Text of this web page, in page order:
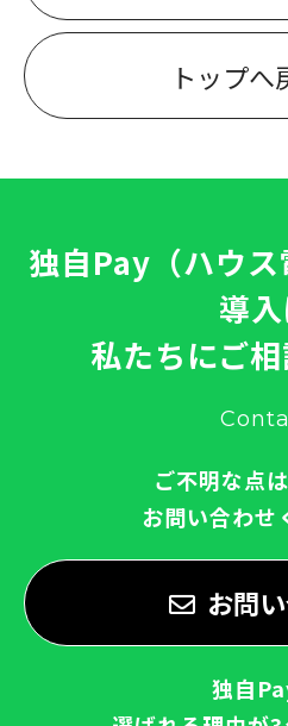
トップへ
独自Pay（ハウ
導
私たちにご
ご不明な点
お問い合わせ
お問
独自